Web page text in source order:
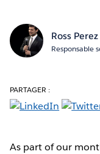
Ross Perez
Responsable
PARTAGER :
As part of our